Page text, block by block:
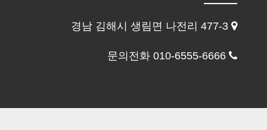
경남 김해시 생림면 나전리 477-3
문의전화 010-6555-6666